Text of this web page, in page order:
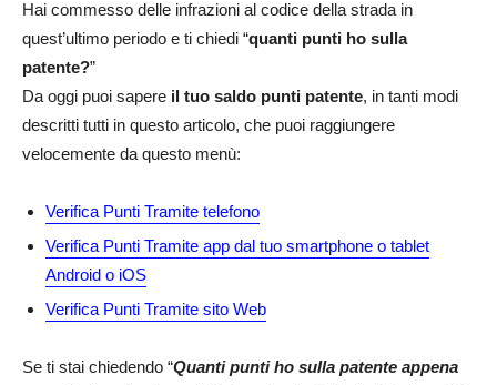
Hai commesso delle infrazioni al codice della strada in
quest’ultimo periodo e ti chiedi “quanti punti ho sulla
patente?”
Da oggi puoi sapere il tuo saldo punti patente, in tanti modi
descritti tutti in questo articolo, che puoi raggiungere
velocemente da questo menù:
Verifica Punti Tramite telefono
Verifica Punti Tramite app dal tuo smartphone o tablet
Android o iOS
Verifica Punti Tramite sito Web
Se ti stai chiedendo “Quanti punti ho sulla patente appena